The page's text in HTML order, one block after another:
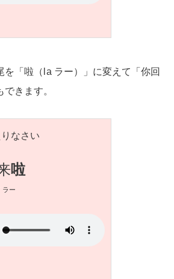
を「啦（la ラー）」に変えて「你回
きます。
なさい
啦
ラー